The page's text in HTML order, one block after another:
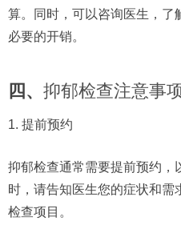
算。同时，可以咨询医生，了
必要的开销。
四、 抑郁检查注意事
1. 提前预约
抑郁检查通常需要提前预约，
时，请告知医生您的症状和需
检查项目。